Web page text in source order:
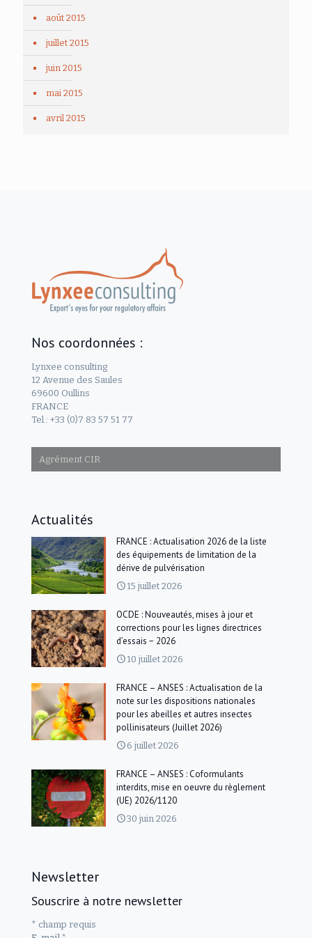
août 2015
juillet 2015
juin 2015
mai 2015
avril 2015
Nos coordonnées :
Lynxee consulting
12 Avenue des Saules
69600 Oullins
FRANCE
Tel.: +33 (0)7 83 57 51 77
Agrément CIR
Actualités
FRANCE : Actualisation 2026 de la liste
des équipements de limitation de la
dérive de pulvérisation
15 juillet 2026
OCDE : Nouveautés, mises à jour et
corrections pour les lignes directrices
d’essais − 2026
10 juillet 2026
FRANCE – ANSES : Actualisation de la
note sur les dispositions nationales
pour les abeilles et autres insectes
pollinisateurs (Juillet 2026)
6 juillet 2026
FRANCE – ANSES : Coformulants
interdits, mise en oeuvre du règlement
(UE) 2026/1120
30 juin 2026
Newsletter
Souscrire à notre newsletter
* champ requis